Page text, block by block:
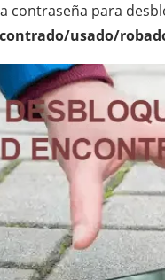
contraseña para
usado/